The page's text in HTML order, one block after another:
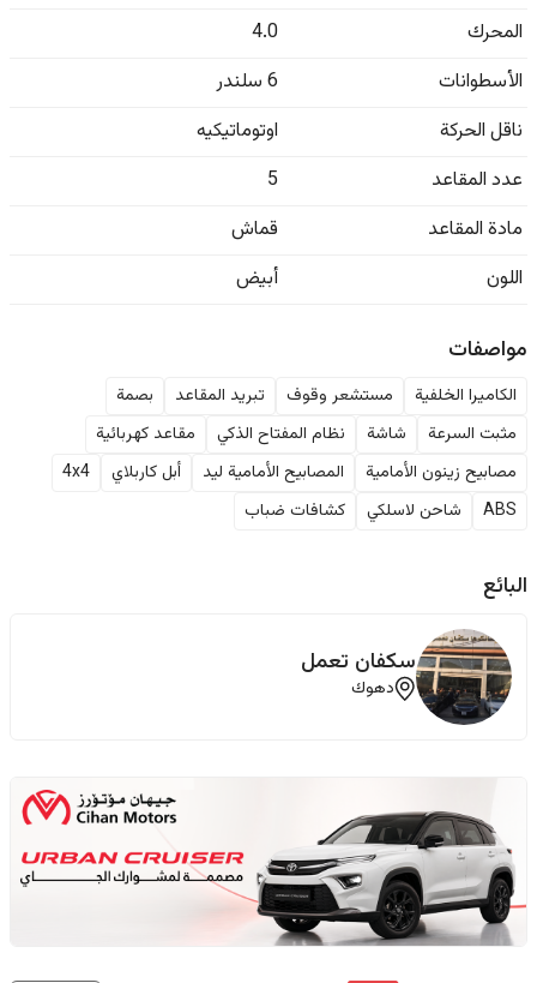
المحرك
4.0
الأسطوانات
6 سلندر
ناقل الحركة
اوتوماتيكيه
عدد المقاعد
5
مادة المقاعد
قماش
اللون
أبيض
مواصفات
الكاميرا الخلفية مستشعر وقوف تبريد المقاعد
بصمة
مثبت السرعة
شاشة نظام المفتاح الذكي
مقاعد كهربائية
مصابيح زينون الأمامية
المصابيح الأمامية ليد أبل كاربلاي
4x4
ABS
شاحن لاسلكي كشافات ضباب
البائع
سكفان تعمل
دهوك